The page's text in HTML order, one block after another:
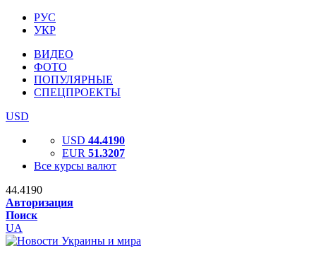
РУС
УКР
ВИДЕО
ФОТО
ПОПУЛЯРНЫЕ
СПЕЦПРОЕКТЫ
USD
USD 44.4190
EUR 51.3207
Все курсы валют
44.4190
Авторизация
Поиск
UA